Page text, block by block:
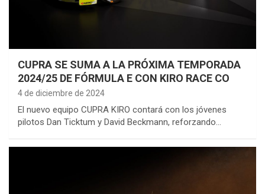
CUPRA SE SUMA A LA PRÓXIMA TEMPORADA
2024/25 DE FÓRMULA E CON KIRO RACE CO
4 de diciembre de 2024
El nuevo equipo CUPRA KIRO contará con los jóvenes
pilotos Dan Ticktum y David Beckmann, reforzando…